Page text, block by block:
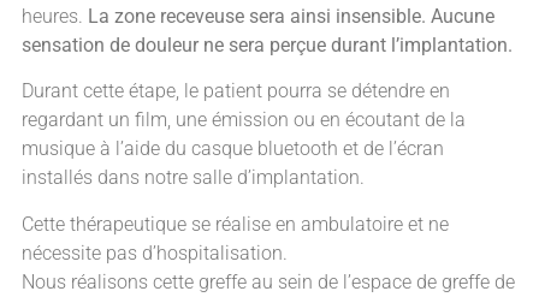
heures. La zone receveuse sera ainsi insensible. Aucune
sensation de douleur ne sera perçue durant l’implantation.
Durant cette étape, le patient pourra se détendre en
regardant un film, une émission ou en écoutant de la
musique à l’aide du casque bluetooth et de l’écran
installés dans notre salle d’implantation.
Cette thérapeutique se réalise en ambulatoire et ne
nécessite pas d’hospitalisation.
Nous réalisons cette greffe au sein de l’espace de greffe de